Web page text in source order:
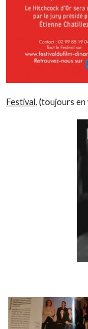
Festival.(toujours en